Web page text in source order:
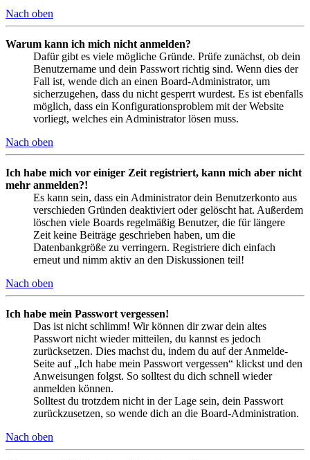
Nach oben
Warum kann ich mich nicht anmelden?
Dafür gibt es viele mögliche Gründe. Prüfe zunächst, ob dein
Benutzername und dein Passwort richtig sind. Wenn dies der
Fall ist, wende dich an einen Board-Administrator, um
sicherzugehen, dass du nicht gesperrt wurdest. Es ist ebenfalls
möglich, dass ein Konfigurationsproblem mit der Website
vorliegt, welches ein Administrator lösen muss.
Nach oben
Ich habe mich vor einiger Zeit registriert, kann mich aber nicht
mehr anmelden?!
Es kann sein, dass ein Administrator dein Benutzerkonto aus
verschieden Gründen deaktiviert oder gelöscht hat. Außerdem
löschen viele Boards regelmäßig Benutzer, die für längere
Zeit keine Beiträge geschrieben haben, um die
Datenbankgröße zu verringern. Registriere dich einfach
erneut und nimm aktiv an den Diskussionen teil!
Nach oben
Ich habe mein Passwort vergessen!
Das ist nicht schlimm! Wir können dir zwar dein altes
Passwort nicht wieder mitteilen, du kannst es jedoch
zurücksetzen. Dies machst du, indem du auf der Anmelde-
Seite auf „Ich habe mein Passwort vergessen“ klickst und den
Anweisungen folgst. So solltest du dich schnell wieder
anmelden können.
Solltest du trotzdem nicht in der Lage sein, dein Passwort
zurückzusetzen, so wende dich an die Board-Administration.
Nach oben